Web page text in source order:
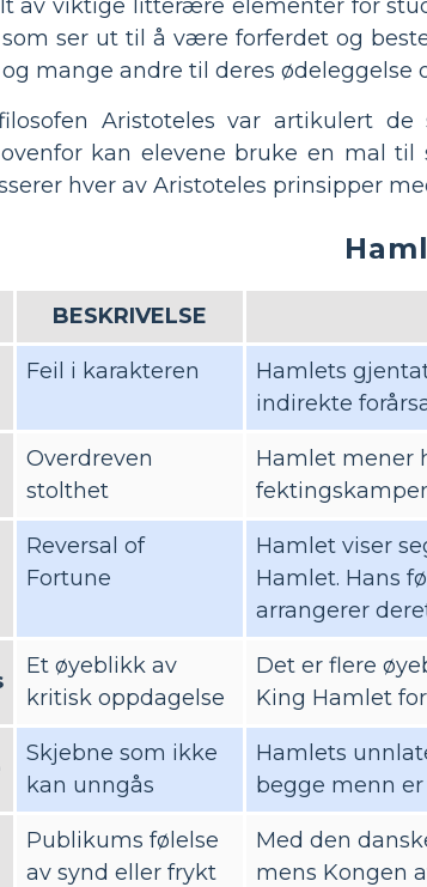
av viktige litterære elementer for
ser ut til å være forferdet og
mange andre til deres ødeleggelse
Aristoteles var artikulert
kan elevene bruke en mal
hver av Aristoteles prinsipper
BESKRIVELSE
Feil i karakteren
Hamlets
indirekte
Overdreven
stolthet
Hamlet mener
Reversal of
Fortune
Hamlet viser
Hamlet. Hans
arrangerer
Et øyeblikk av
kritisk oppdagelse
Det er flere
King Hamlet
Skjebne som ikke
kan unngås
Hamlets
begge menn
Publikums følelse
av synd eller frykt
Med den
mens Kongen